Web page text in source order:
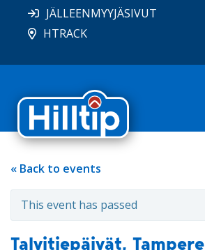
JÄLLEENMYYJÄSIVUT
HTRACK
« Back to events
This event has passed
Talvitiepäivät, Tampere